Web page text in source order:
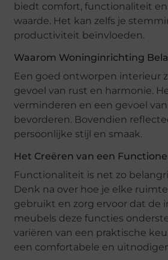
biedt comfort, functionaliteit
waarde. Het kan zelfs je
productiviteit beïnvloeden.
Waarom Woninginrichting
Een goed ontworpen interieur
gevoel van rust en harmonie.
verminderen en een gevoel
bevorderen. Bovendien
persoonlijke stijl en smaak.
Het Creëren van een
Functionaliteit is net zo
Denk na over hoe je elke
gebruikt en zorg ervoor dat de
meubels deze functies
variëren van een praktische
een comfortabele en